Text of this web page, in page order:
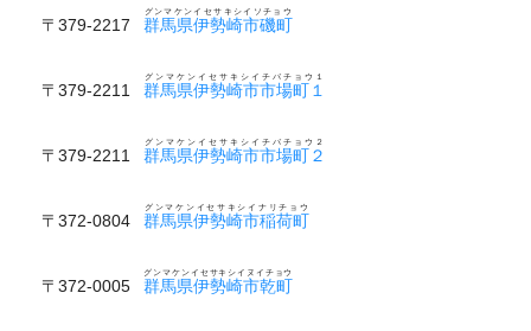
〒379-2217 群馬県伊勢崎市磯町
グンマケンイセサキシイソチョウ
〒379-2211 群馬県伊勢崎市市場町１
グンマケンイセサキシイチバチョウ１
〒379-2211 群馬県伊勢崎市市場町２
グンマケンイセサキシイチバチョウ２
〒372-0804 群馬県伊勢崎市稲荷町
グンマケンイセサキシイナリチョウ
〒372-0005 群馬県伊勢崎市乾町
グンマケンイセサキシイヌイチョウ